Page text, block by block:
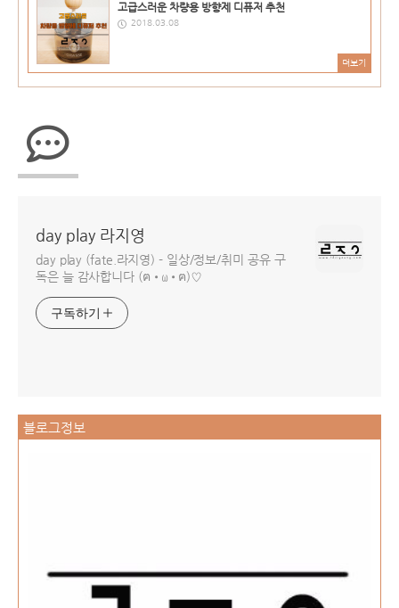
고급스러운 차량용 방향제 디퓨저 추천
2018.03.08
더보기
day play 라지영
day play (fate.라지영) - 일상/정보/취미 공유 구
독은 늘 감사합니다 (ฅ•ω•ฅ)♡
구독하기
블로그정보